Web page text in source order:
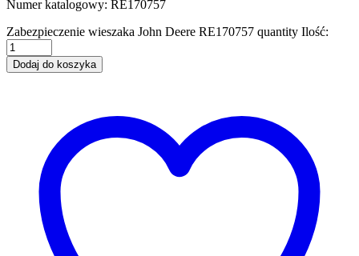
Numer katalogowy: RE170757
Zabezpieczenie wieszaka John Deere RE170757 quantity Ilość:
Dodaj do koszyka